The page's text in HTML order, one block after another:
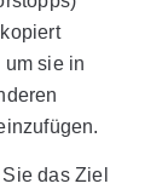
um sie in
das Ziel